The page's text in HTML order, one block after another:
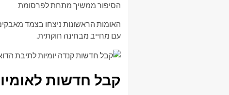
הסיפור ממשיך מתחת לפרסומת
האומות הראשונות ניצחו בצמד
עם מחייב מבחינה חוקתית.
קבל חדשות